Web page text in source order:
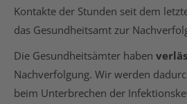
Kontakte der Stunden seit dem
das Gesundheitsamt zur
Die Gesundheitsämter haben
Nachverfolgung. Wir werden
beim Unterbrechen der